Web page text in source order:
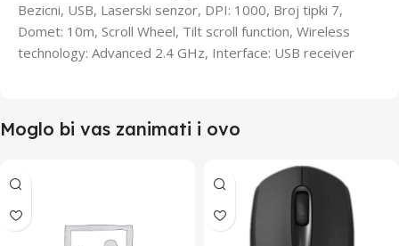
Bezicni, USB, Laserski senzor, DPI: 1000, Broj tipki 7,
Domet: 10m, Scroll Wheel, Tilt scroll function, Wireless
technology: Advanced 2.4 GHz, Interface: USB receiver
Moglo bi vas zanimati i ovo